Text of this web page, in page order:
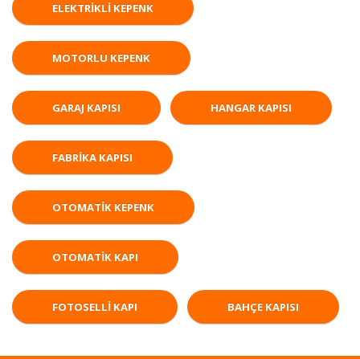
ELEKTRIKLI KEPENK
MOTORLU KEPENK
GARAJ KAPISI HANGAR KAPISI
FABRIKA KAPISI
OTOMATIK KEPENK
OTOMATIK KAPI
FOTOSELLI KAPI BAHÇE KAPISI